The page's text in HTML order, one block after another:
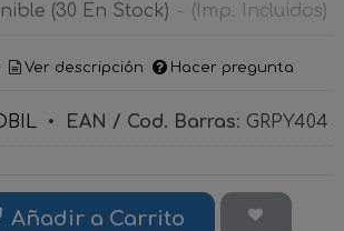
(30 En Stock) - (Imp. Incluidos)
Ver descripción Hacer pregunta
• EAN / Cod. Barras: GRPY404
Añadir a Carrito